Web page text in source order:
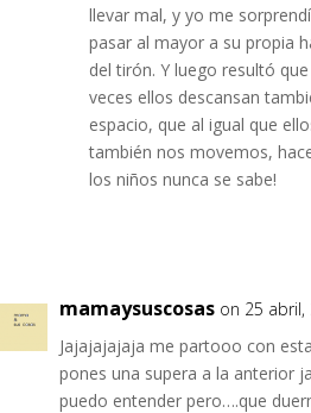
llevar mal, y yo me
pasar al mayor a su propia
del tirón. Y luego resultó
veces ellos descansan
espacio, que al igual que
también nos movemos,
los niños nunca se sabe!
mamaysuscosas on 25 abril,
Jajajajajaja me partooo con
pones una supera a la anterior
puedo entender pero….que